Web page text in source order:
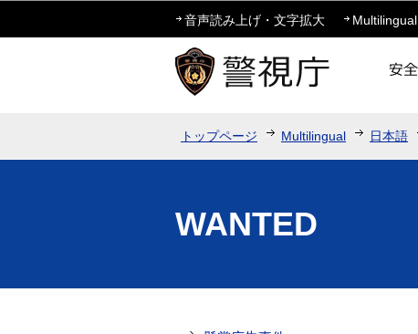
音声読み上げ・文字拡大 Multilingual
トップページ Multilingual 日本語
WANTED